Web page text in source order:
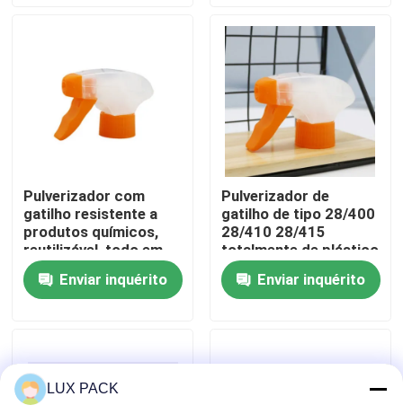
Excursão da fábrica
Contacte-nos
Notícia
mini pulverizador do disparador
Pulverizador com
gatilho resistente a
produtos químicos,
reutilizável, todo em
plástico, com fecho
canelado 28/400
28/410 28/415
Enviar inquérito
Pulverizador de
gatilho de tipo 28/400
28/410 28/415
totalmente de plástico
com parede dupla
Enviar inquérito
LUX PACK